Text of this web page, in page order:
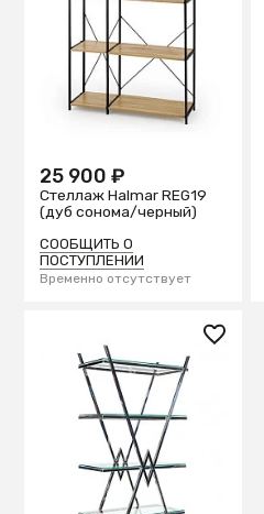
25 900 ₽
Стеллаж Halmar REG19
(дуб сонома/черный)
СООБЩИТЬ О
ПОСТУПЛЕНИИ
Временно отсутствует